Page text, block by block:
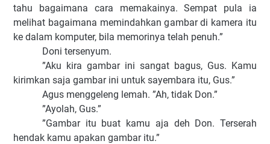
tahu bagaimana cara memakainya. Sempat pula ia
melihat bagaimana memindahkan gambar di kamera itu
ke dalam komputer, bila memorinya telah penuh.”
Doni tersenyum.
”Aku kira gambar ini sangat bagus, Gus. Kamu
kirimkan saja gambar ini untuk sayembara itu, Gus.”
Agus menggeleng lemah. ”Ah, tidak Don.”
”Ayolah, Gus.”
”Gambar itu buat kamu aja deh Don. Terserah
hendak kamu apakan gambar itu.”